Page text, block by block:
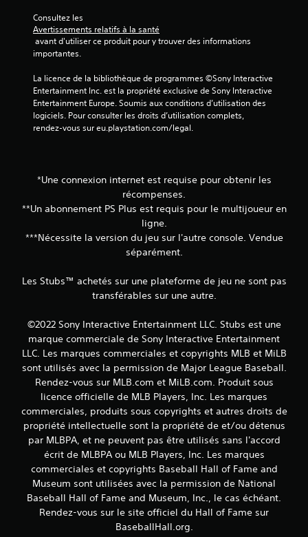
Consultez les
Avertissements relatifs à la santé
importantes.
La licence de la bibliothèque de programmes ©Sony Interactive
Entertainment Inc. est la propriété exclusive de Sony Interactive
Entertainment Europe. Soumis aux conditions d’utilisation des
logiciels. Pour consulter les droits d’utilisation complets,
rendez-vous sur eu.playstation.com/legal.
*Une connexion internet est requise pour obtenir les
récompenses.
**Un abonnement PS Plus est requis pour le multijoueur en
ligne.
***Nécessite la version du jeu sur l'autre console. Vendue
séparément.
Les Stubs™ achetés sur une plateforme de jeu ne sont pas
transférables sur une autre.
©2022 Sony Interactive Entertainment LLC. Stubs est une
marque commerciale de Sony Interactive Entertainment
LLC. Les marques commerciales et copyrights MLB et MiLB
sont utilisés avec la permission de Major League Baseball.
Rendez-vous sur MLB.com et MiLB.com. Produit sous
licence officielle de MLB Players, Inc. Les marques
commerciales, produits sous copyrights et autres droits de
propriété intellectuelle sont la propriété de et/ou détenus
par MLBPA, et ne peuvent pas être utilisés sans l'accord
écrit de MLBPA ou MLB Players, Inc. Les marques
commerciales et copyrights Baseball Hall of Fame and
Museum sont utilisées avec la permission de National
Baseball Hall of Fame and Museum, Inc., le cas échéant.
Rendez-vous sur le site officiel du Hall of Fame sur
BaseballHall.org.